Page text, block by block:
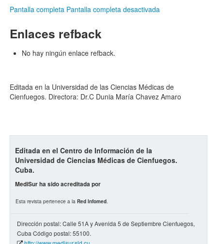
Pantalla completa Pantalla completa desactivada
Enlaces refback
No hay ningún enlace refback.
Editada en la Universidad de las Ciencias Médicas de
Cienfuegos. Directora: Dr.C Dunia María Chavez Amaro
Editada en el Centro de Información de la
Universidad de Ciencias Médicas de Cienfuegos.
Cuba.
MediSur ha sido acreditada por
Esta revista pertenece a la Red Infomed.
Dirección postal: Calle 51A y Avenida 5 de Septiembre Cienfuegos,
Cuba Código postal: 55100.